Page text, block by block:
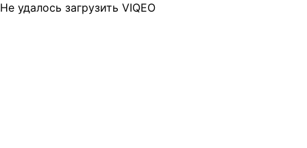
Не удалось загрузить VIQEO